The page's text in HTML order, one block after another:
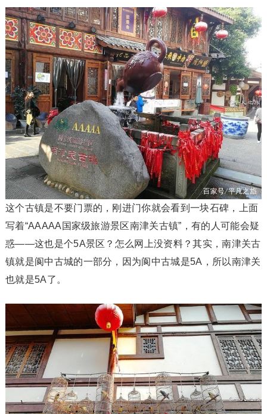
这个古镇是不要门票的，刚进门你就会看到一块石碑，上面
写着“AAAAA国家级旅游景区南津关古镇”，有的人可能会疑
惑——这也是个5A景区？怎么网上没资料？其实，南津关古
镇就是阆中古城的一部分，因为阆中古城是5A，所以南津关
也就是5A了。